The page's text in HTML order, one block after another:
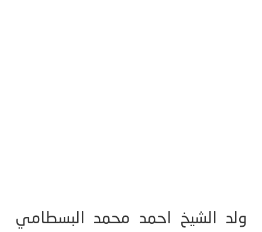
ولد الشيخ احمد محمد البسطامي